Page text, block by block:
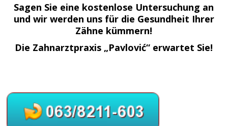
Sagen Sie eine kostenlose Untersuchung an
und wir werden uns für die Gesundheit Ihrer
Zähne kümmern!
Die Zahnarztpraxis „Pavlović“ erwartet Sie!